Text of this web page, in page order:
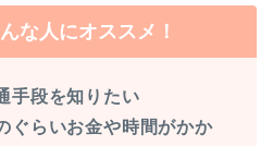
な人にオススメ！
手段を知りたい
ぐらいお金や時間がかか